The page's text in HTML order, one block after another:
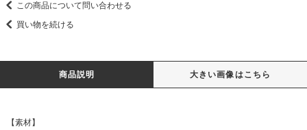
この商品について問い合わせる
買い物を続ける
商品説明 大きい画像はこちら
【素材】